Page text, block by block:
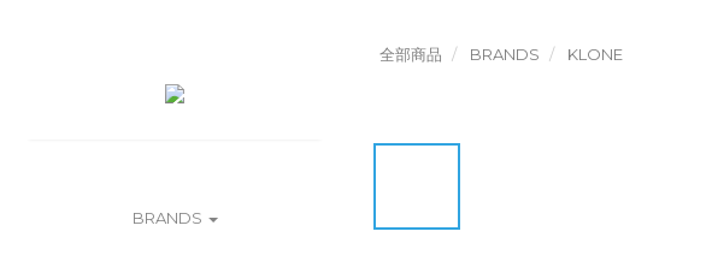
BRANDS
全部商品 BRANDS KLONE